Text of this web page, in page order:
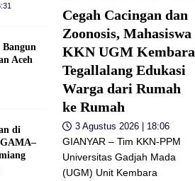
Cegah Cacingan dan
Zoonosis, Mahasiswa
KKN UGM Kembara
Tegallalang Edukasi
Warga dari Rumah
ke Rumah
3 Agustus 2026 | 18:06
GIANYAR – Tim KKN-PPM
Universitas Gadjah Mada
(UGM) Unit Kembara
Aceh
di